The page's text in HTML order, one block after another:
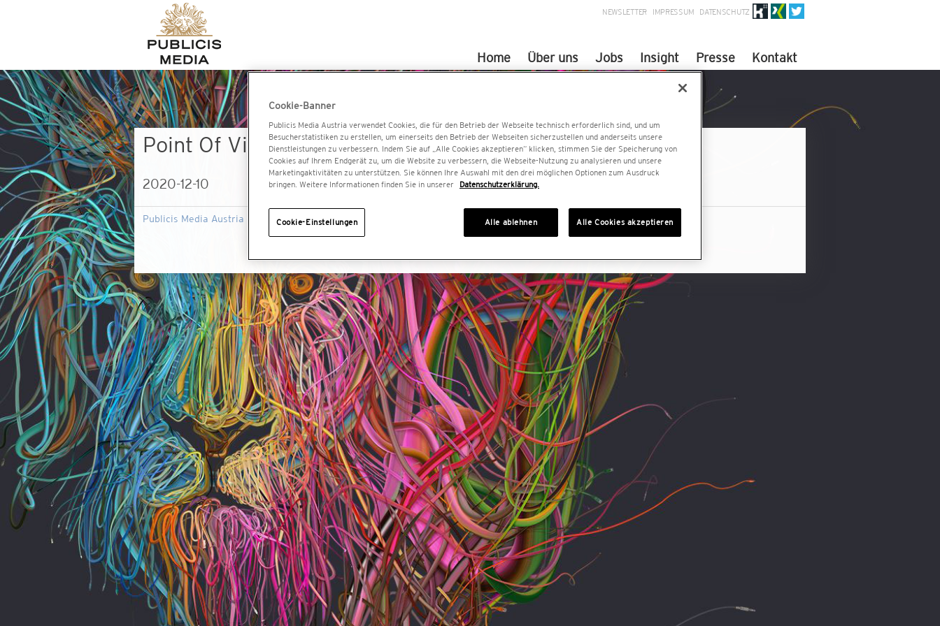
NEWSLETTER IMPRESSUM DATENSCHUTZ
Home Über uns Jobs Insight Presse Kontakt
Point Of View #8
2020-12-10
Publicis Media Austria Point of View #8
Cookie-Banner
Publicis Media Austria verwendet Cookies, die für den Betrieb der Webseite technisch erforderlich sind, und um
Besucherstatistiken zu erstellen, um einerseits den Betrieb der Webseiten sicherzustellen und anderseits unsere
Dienstleistungen zu verbessern. Indem Sie auf „Alle Cookies akzeptieren“ klicken, stimmen Sie der Speicherung von
Cookies auf Ihrem Endgerät zu, um die Website zu verbessern, die Webseite-Nutzung zu analysieren und unsere
Marketingaktivitäten zu unterstützen. Sie können Ihre Auswahl mit den drei möglichen Optionen zum Ausdruck
bringen. Weitere Informationen finden Sie in unserer
Datenschutzerklärung.
Cookie-Einstellungen Alle ablehnen Alle Cookies akzeptieren